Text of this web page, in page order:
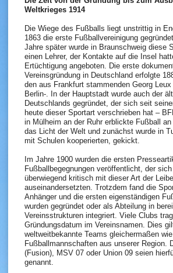
Weltkrieges 1914
Die Wiege des Fußballs liegt unstrittig in
1863 die erste Fußballvereinigung
Jahre später wurde in Braunschweig diese
einen Lehrer, der Kontakte auf die Insel
Ertüchtigung angeboten. Die erste
Vereinsgründung in Deutschland erfolgte
den aus Frankfurt stammenden Georg
Berlin-. In der Hauptstadt wurde auch der
Deutschlands gegründet, der sich seit
heute dieser Sportart verschrieben hat –
in Mülheim an der Ruhr erblickte Fußball
das Licht der Welt und zunächst wurde in
mit Schulen kooperierten, gekickt.
Im Jahre 1900 wurden die ersten
Fußballbegegnungen veröffentlicht, der
überwiegend kritisch mit dieser Art der
auseinandersetzten. Trotzdem fand die
Anhänger und die ersten eigenständigen
wurden gegründet oder als Abteilung in
Vereinsstrukturen integriert. Viele Clubs
Gründungsdatum im Vereinsnamen. Dies
weltweitbekannte Teams gleichermaßen
Fußballmannschaften aus unserer Region.
(Fusion), MSV 07 oder Union 09 seien
genannt.